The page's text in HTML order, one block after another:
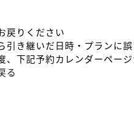
戻りください
き継いだ日時・プランに誤
、下記予約カレンダーペー
る